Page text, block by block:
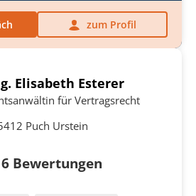
zum Profil
Elisabeth Esterer
für Vertragsrecht
Puch Urstein
6 Bewertungen